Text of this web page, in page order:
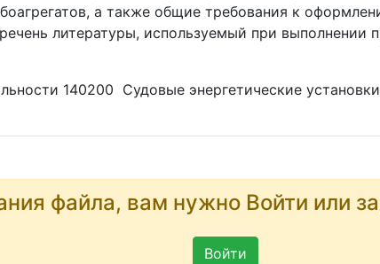
а также общие требования к
литературы, используемый при выполнении
140200 Судовые энергетические
файла, вам нужно Войти или
Войти